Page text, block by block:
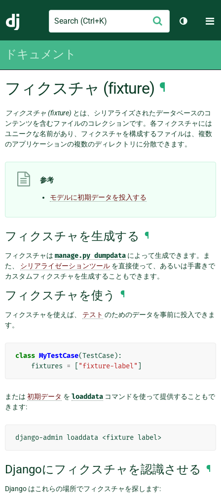
Django
Search
信
テーマを
ドキュメント
フィクスチャ (fixture) ¶
フィクスチャ (fixture) とは、シリアライズされたデータベースのコ
ンテンツを含むファイルのコレクションです。各フィクスチャには
ユニークな名前があり、フィクスチャを構成するファイルは、複数
のアプリケーションの複数のディレクトリに分散できます。
参考
モデルに初期データを投入する
フィクスチャを生成する ¶
フィクスチャは manage.py dumpdata によって生成できます。ま
た、 シリアライゼーションツール を直接使って、あるいは手書きで
カスタムフィクスチャを生成することもできます。
フィクスチャを使う ¶
フィクスチャを使えば、 テスト のためのデータを事前に投入できま
す。
class MyTestCase(TestCase):
fixtures = "fixture-label"
または 初期データ を loaddata コマンドを使って提供することもで
きます:
django-admin loaddata <fixture
Djangoにフィクスチャを認識させる ¶
Django はこれらの場所でフィクスチャを探します: